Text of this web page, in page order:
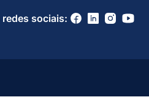
redes sociais: